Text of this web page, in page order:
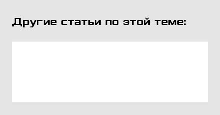
Другие статьи по этой теме: